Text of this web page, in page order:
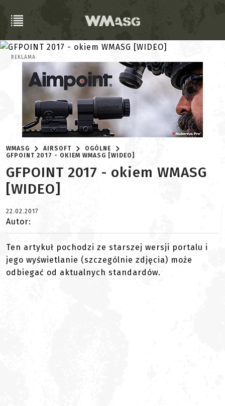
REKLAMA
WMASG AIRSOFT
OGÓLNE
GFPOINT 2017 - OKIEM WMASG [WIDEO]
GFPOINT 2017 - okiem WMASG
[WIDEO]
22.02.2017
Autor:
Ten artykuł pochodzi ze starszej wersji portalu i
jego wyświetlanie (szczególnie zdjęcia) może
odbiegać od aktualnych standardów.